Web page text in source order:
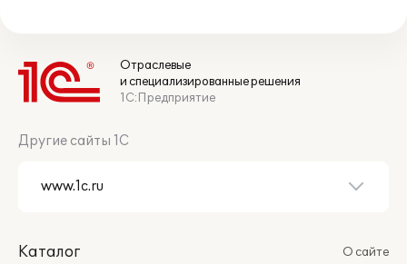
Отраслевые
и специализированные решения
1С:Предприятие
Другие сайты 1С
Каталог
О сайте